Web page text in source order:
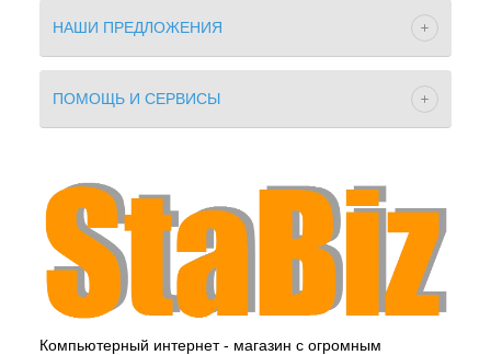
НАШИ ПРЕДЛОЖЕНИЯ
ПОМОЩЬ И СЕРВИСЫ
Компьютерный интернет - магазин с огромным